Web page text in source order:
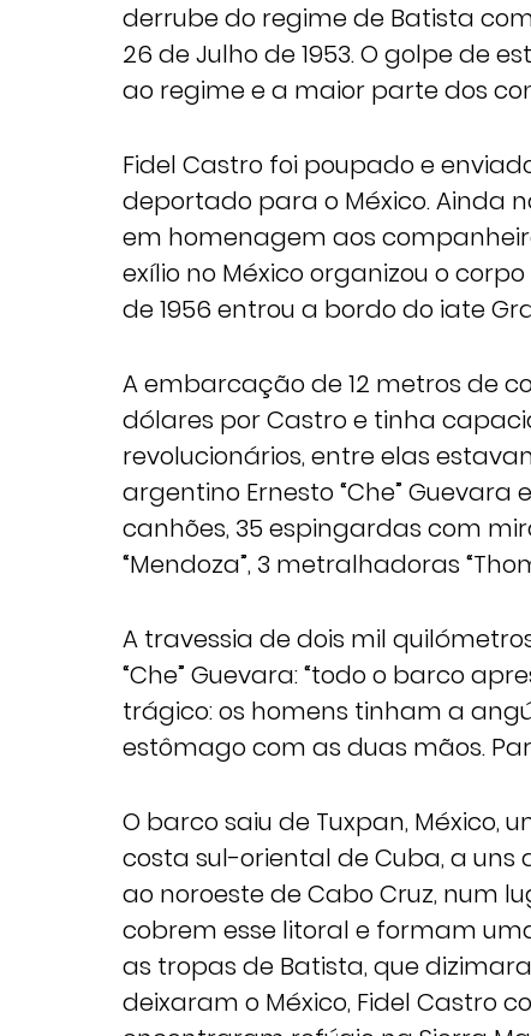
derrube do regime de Batista
26 de Julho de 1953. O golpe de
ao regime e a maior parte dos
Fidel Castro foi poupado e
deportado para o México. Ainda
em homenagem aos
exílio no México organizou o
de 1956 entrou a bordo do iate
A embarcação de 12 metros de
dólares por Castro e tinha
revolucionários, entre elas
argentino Ernesto “Che”
canhões, 35 espingardas com
“Mendoza”, 3 metralhadoras
A travessia de dois mil
“Che” Guevara: “todo o barco
trágico: os homens tinham a
estômago com as duas mãos.
O barco saiu de Tuxpan, México,
costa sul-oriental de Cuba, a uns
ao noroeste de Cabo Cruz, num
cobrem esse litoral e formam
as tropas de Batista, que
deixaram o México, Fidel Castro